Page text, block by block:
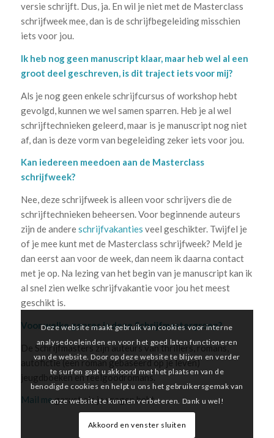
versie schrijft. Dus, ja. En wil je niet met de Masterclass
schrijfweek mee, dan is de schrijfbegeleiding misschien
iets voor jou.
Ik heb nog geen manuscript klaar, maar heb wel al een
groot deel geschreven, is dit traject iets voor mij?
Als je nog geen enkele schrijfcursus of workshop hebt
gevolgd, kunnen we wel samen sparren. Heb je al wel
schrijftechnieken geleerd, maar is je manuscript nog niet
af, dan is deze vorm van begeleiding zeker iets voor jou.
Kan iedereen meedoen aan de Masterclass
schrijfweek?
Nee, deze schrijfweek is alleen voor schrijvers die de
schrijftechnieken beheersen. Voor beginnende auteurs
zijn de andereschrijfvakanties veel geschikter. Twijfel je
of je mee kunt met de Masterclass schrijfweek? Meld je
dan eerst aan voor de week, dan neem ik daarna contact
met je op. Na lezing van het begin van je manuscript kan ik
al snel zien welke schrijfvakantie voor jou het meest
geschikt is.
Voor welke genres is deze Schrijfmastergroep?
De Schrijfmasters zijn auteurs van thrillers, romans,
autofictie (een roman gebaseerd op je leven)
jeugdboeken en feelgoodromans.
Mail megerust als je vragen hebt.
Deze website maakt gebruik van cookies voor interne
analysedoeleinden en voor het goed laten functioneren
van de website. Door op deze website te blijven en verder
te surfen gaat u akkoord met het plaatsen van de
benodigde cookies en helpt u ons het gebruikersgemak van
onze website te kunnen verbeteren. Dank u wel!
Akkoord en venster sluiten